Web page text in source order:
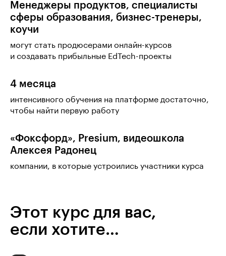
Менеджеры продуктов, специалисты
сферы образования, бизнес-тренеры,
коучи
могут стать продюсерами онлайн-курсов
и создавать прибыльные EdTech-проекты
4 месяца
интенсивного обучения на платформе достаточно,
чтобы найти первую работу
«Фоксфорд», Presium, видеошкола
Алексея Радонец
компании, в которые устроились участники курса
Этот курс для вас,
если хотите…